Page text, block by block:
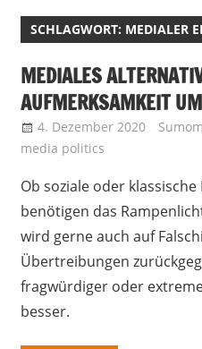
SCHLAGWORT: MEDIALER
MEDIALES
AUFMERKSAMKEIT
4. Dezember 2020
media politics
Ob soziale oder
benötigen das
wird gerne auch auf
Übertreibungen
fragwürdiger oder
besser.